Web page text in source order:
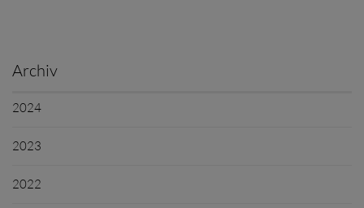
Archiv
2024
2023
2022